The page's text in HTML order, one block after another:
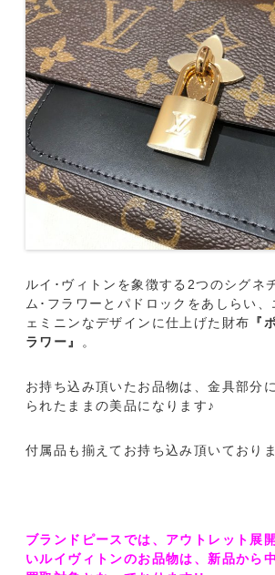
ルイ･ヴィトンを象徴する2つのシグネ
ム･フラワーとパドロックをあしらい
ェミニンなデザインに仕上げた財布 『
ラワー』
。
お持ち込み頂いたお品物は、金具部分
られたままの美品になります♪
付属品も揃えてお持ち込み頂いており
ブランドピースでは、アウトレット展
いルイヴィトンのお品物は、新品から